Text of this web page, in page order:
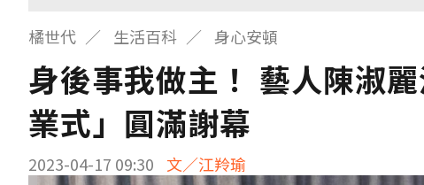
橘世代 生活百科 身心安頓
身後事我做主！ 藝人陳淑
業式」圓滿謝幕
2023-04-17 09:30 文／江羚瑜